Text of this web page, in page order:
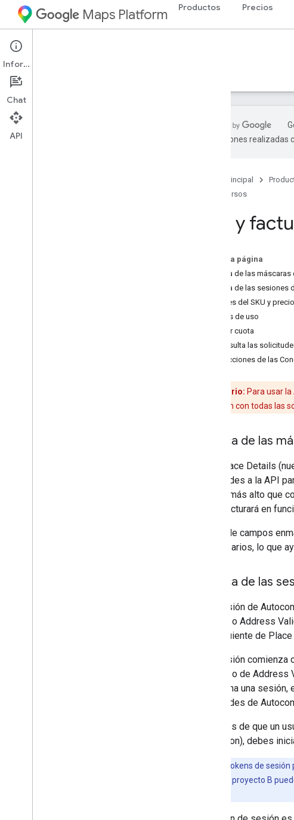
Maps Platform Productos Precios
Web Services
Guías
traducciones realizadas
Página principal
Recursos
Uso y
En esta página
Acerca de las
Acerca de las
Detalles del SKU y
Límites de uso
Ajustar cuota
Consulta las
Restricciones de las
Recordatorio: Para usar la
token de OAuth con todas las
Acerca de las
Para Place Details
solicitudes a la API
el SKU más alto que
se te facturará en
El uso de campos
innecesarios, lo que
Acerca de las
Una sesión de
(nuevo) o Address
subsiguiente de
Una sesión
(nuevo) o de
abandona una
solicitudes de
Después de que un
Validation), debes
Los tokens de
otra que usa el proyecto B
Información
Chat
API